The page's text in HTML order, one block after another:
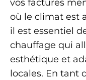
vos factures
où le climat est
il est essentiel
chauffage qui
esthétique et
locales. En tant